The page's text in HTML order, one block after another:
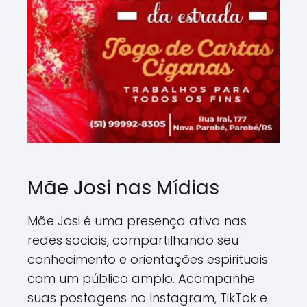
Mãe Josi nas Mídias
Mãe Josi é uma presença ativa nas
redes sociais, compartilhando seu
conhecimento e orientações espirituais
com um público amplo. Acompanhe
suas postagens no Instagram, TikTok e